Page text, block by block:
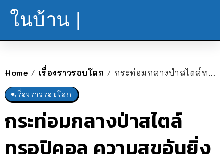
ในบ้าน |
Home / เรื่องราวรอบโลก / กระท่อมกลางป่าสไตล์ทรอปิคอล ความสุขอันยิ่งใหญ่ในบ้านหลังเล็กๆ
เรื่องราวรอบโลก
กระท่อมกลางป่าสไตล์
ทรอปิคอล ความสุขอันยิ่ง